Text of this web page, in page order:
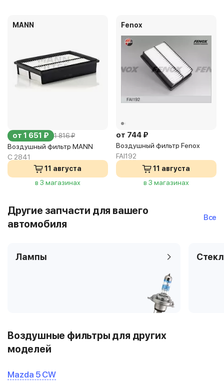
MANN
от 1 651 ₽ 1 816 ₽
Воздушный фильтр MANN
C 2841
11 августа
в 3 магазинах
Fenox
от 744 ₽
Воздушный фильтр Fenox
FAI192
11 августа
в 3 магазинах
Другие запчасти для вашего
автомобиля
Все
Лампы
Воздушные фильтры для других
моделей
Mazda 5 CW